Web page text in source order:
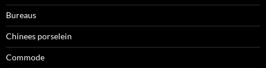
Bureaus
Chinees porselein
Commode